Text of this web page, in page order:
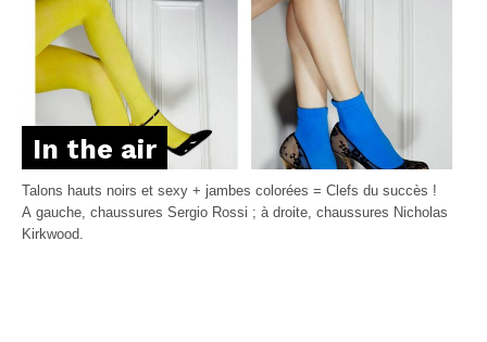
In the air
Talons hauts noirs et sexy + jambes colorées = Clefs du succès !
A gauche, chaussures Sergio Rossi ; à droite, chaussures Nicholas
Kirkwood.